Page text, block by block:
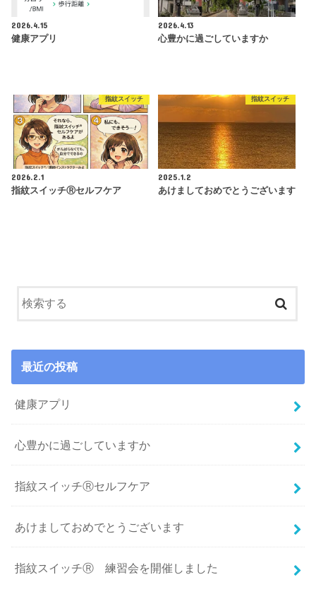
2026.4.15
健康アプリ
2026.4.13
心豊かに過ごしていますか
指紋スイッチ
2026.2.1
指紋スイッチⓇセルフケア
指紋スイッチ
2025.1.2
あけましておめでとうございます
最近の投稿
健康アプリ
心豊かに過ごしていますか
指紋スイッチⓇセルフケア
あけましておめでとうございます
指紋スイッチⓇ 練習会を開催しました